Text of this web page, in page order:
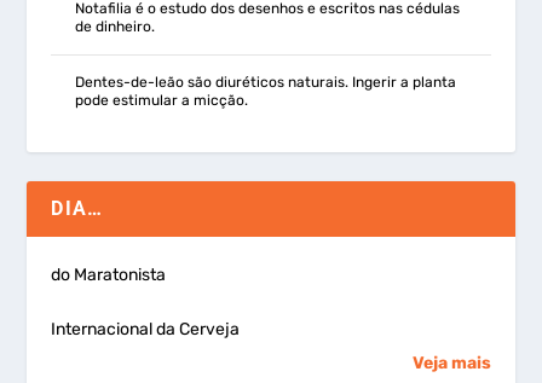
Notafilia é o estudo dos desenhos e escritos nas cédulas
de dinheiro.
Dentes-de-leão são diuréticos naturais. Ingerir a planta
pode estimular a micção.
DIA…
do Maratonista
Internacional da Cerveja
Veja mais